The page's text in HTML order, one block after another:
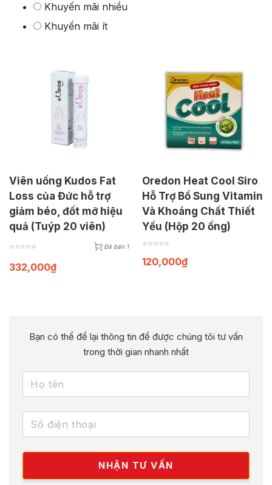
Khuyến mãi nhiều
Khuyến mãi ít
Viên uống Kudos Fat
Loss của Đức hỗ trợ
giảm béo, đốt mỡ hiệu
quả (Tuýp 20 viên)
Đã bán 1
332,000₫
Oredon Heat Cool Siro
Hỗ Trợ Bổ Sung Vitamin
Và Khoáng Chất Thiết
Yếu (Hộp 20 ống)
120,000₫
Bạn có thể để lại thông tin để được chúng tôi tư vấn
trong thời gian nhanh nhất